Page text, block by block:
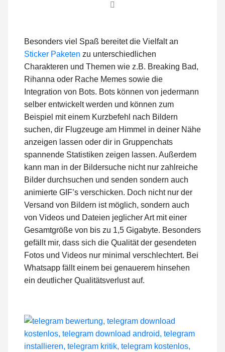
Besonders viel Spaß bereitet die Vielfalt an
Sticker Paketen zu unterschiedlichen
Charakteren und Themen wie z.B. Breaking Bad,
Rihanna oder Rache Memes sowie die
Integration von Bots. Bots können von jedermann
selber entwickelt werden und können zum
Beispiel mit einem Kurzbefehl nach Bildern
suchen, dir Flugzeuge am Himmel in deiner Nähe
anzeigen lassen oder dir in Gruppenchats
spannende Statistiken zeigen lassen. Außerdem
kann man in der Bildersuche nicht nur zahlreiche
Bilder durchsuchen und senden sondern auch
animierte GIF’s verschicken. Doch nicht nur der
Versand von Bildern ist möglich, sondern auch
von Videos und Dateien jeglicher Art mit einer
Gesamtgröße von bis zu 1,5 Gigabyte. Besonders
gefällt mir, dass sich die Qualität der gesendeten
Fotos und Videos nur minimal verschlechtert. Bei
Whatsapp fällt einem bei genauerem hinsehen
ein deutlicher Qualitätsverlust auf.